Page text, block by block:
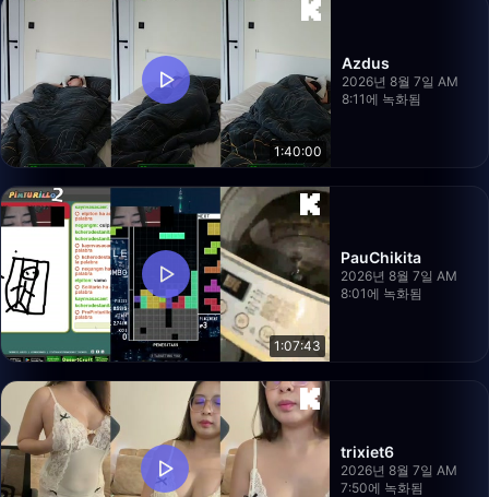
1:40:00
Azdus
2026년 8월 7일 AM
8:11에 녹화됨
1:07:43
PauChikita
2026년 8월 7일 AM
8:01에 녹화됨
trixiet6
2026년 8월 7일 AM
7:50에 녹화됨